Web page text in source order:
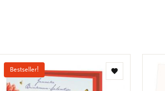
Bestseller!
Toevoegen